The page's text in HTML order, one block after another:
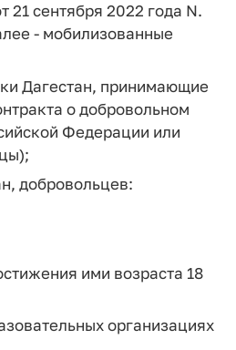
сентября 2022 года N.
- мобилизованные
Дагестан, принимающие
о добровольном
Федерации или
добровольцев:
ими возраста 18
организациях